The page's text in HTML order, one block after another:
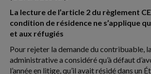
La lecture de l’article 2 du règlement
condition de résidence ne s’applique
et aux réfugiés
Pour rejeter la demande du contribuable,
administrative a considéré qu’à défaut
l’année en litige, qu’il avait résidé dans un